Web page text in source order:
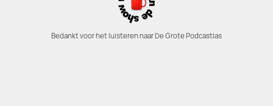
Bedankt voor het luisteren naar De Grote Podcastlas